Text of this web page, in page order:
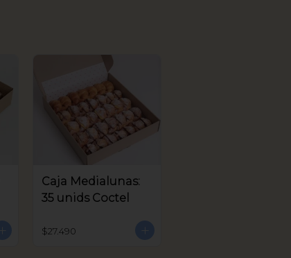
Caja Medialunas:
35 unids Coctel
$27.490